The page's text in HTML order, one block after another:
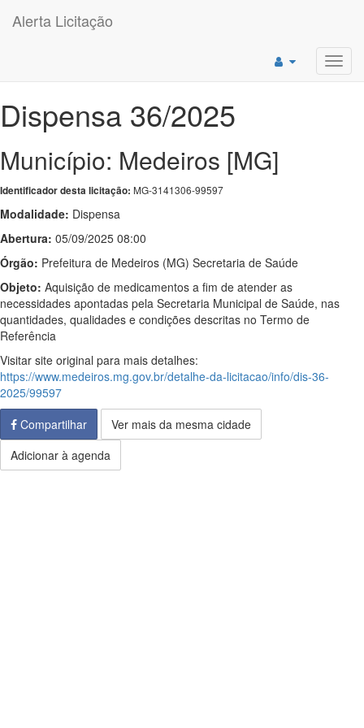
Alerta Licitação
Dispensa 36/2025
Município: Medeiros [MG]
Identificador desta licitação: MG-3141306-99597
Modalidade: Dispensa
Abertura: 05/09/2025 08:00
Órgão: Prefeitura de Medeiros (MG) Secretaria de Saúde
Objeto: Aquisição de medicamentos a fim de atender as
necessidades apontadas pela Secretaria Municipal de Saúde, nas
quantidades, qualidades e condições descritas no Termo de
Referência
Visitar site original para mais detalhes:
https://www.medeiros.mg.gov.br/detalhe-da-licitacao/info/dis-36-
2025/99597
Compartilhar
Ver mais da mesma cidade
Adicionar à agenda